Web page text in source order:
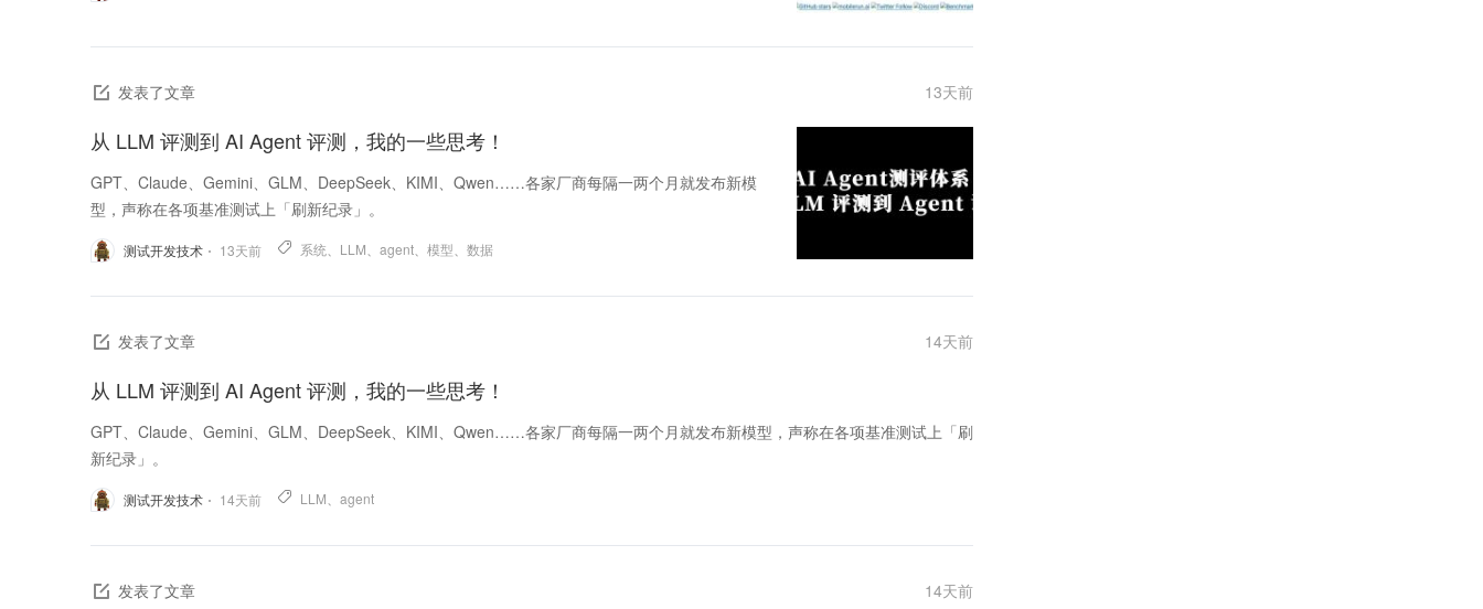
发表了文章 13天前
从 LLM 评测到 AI Agent 评测，我的一些思考！
GPT、Claude、Gemini、GLM、DeepSeek、KIMI、Qwen……各家厂商每隔一两个月就发布新模
型，声称在各项基准测试上「刷新纪录」。
测试开发技术 13天前 系统、 LLM、 agent、 模型、 数据
发表了文章 14天前
从 LLM 评测到 AI Agent 评测，我的一些思考！
GPT、Claude、Gemini、GLM、DeepSeek、KIMI、Qwen……各家厂商每隔一两个月就发布新模型，声称在各项基准测试上「刷
新纪录」。
测试开发技术 14天前 LLM、 agent
发表了文章 14天前